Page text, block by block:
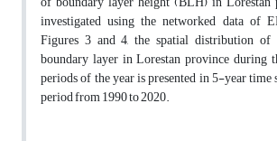
investigated using the networked data of
Figures 3 and 4, the spatial distribution
boundary layer in Lorestan province during
periods of the year is presented in 5-year
period from 1990 to 2020.